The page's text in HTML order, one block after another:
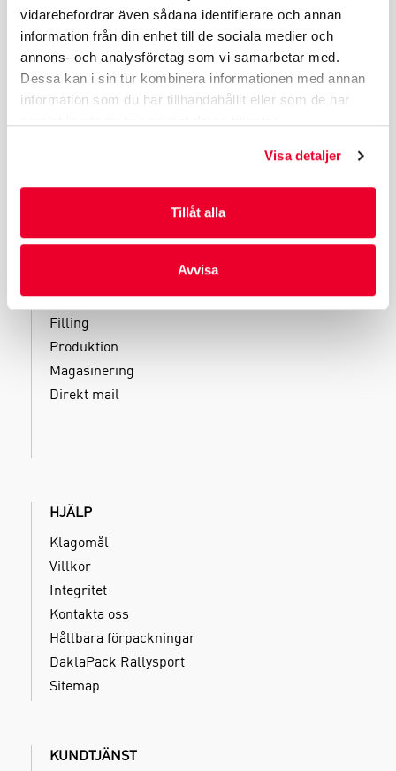
vidarebefordrar även sådana identifierare och annan
information från din enhet till de sociala medier och
annons- och analysföretag som vi samarbetar med.
Dessa kan i sin tur kombinera informationen med annan
information som du har tillhandahållit eller som de har
Visa detaljer
Tillåt alla
Avvisa
PRODUKTGRUPPER
INDUSTRIFÖRPACKNINGAR
REKLAMFÖRPACKNINGAR
LAMINERADE FÖRPACKNINGAR
KUVERT OCH POSTFÖRPACKNINGAR
Kliniska tester
Filling
Produktion
Magasinering
Direkt mail
HJÄLP
Klagomål
Villkor
Integritet
Kontakta oss
Hållbara förpackningar
DaklaPack Rallysport
Sitemap
KUNDTJÄNST